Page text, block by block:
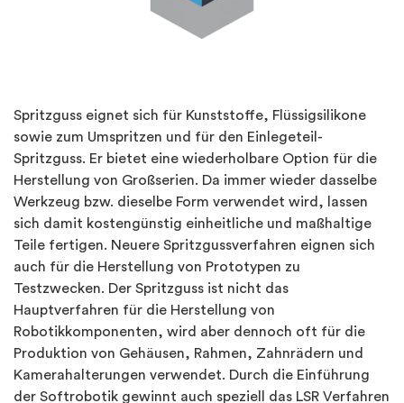
Spritzguss eignet sich für Kunststoffe, Flüssigsilikone
sowie zum Umspritzen und für den Einlegeteil-
Spritzguss. Er bietet eine wiederholbare Option für die
Herstellung von Großserien. Da immer wieder dasselbe
Werkzeug bzw. dieselbe Form verwendet wird, lassen
sich damit kostengünstig einheitliche und maßhaltige
Teile fertigen. Neuere Spritzgussverfahren eignen sich
auch für die Herstellung von Prototypen zu
Testzwecken. Der Spritzguss ist nicht das
Hauptverfahren für die Herstellung von
Robotikkomponenten, wird aber dennoch oft für die
Produktion von Gehäusen, Rahmen, Zahnrädern und
Kamerahalterungen verwendet. Durch die Einführung
der Softrobotik gewinnt auch speziell das LSR Verfahren